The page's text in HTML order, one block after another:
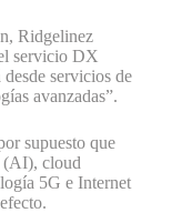
Ridgelinez
servicio DX
servicios de
avanzadas”.
supuesto que
(AI), cloud
5G e Internet